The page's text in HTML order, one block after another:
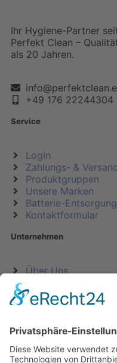
Ihr Hygiene-Partner
Perfekt Clean –
als 20 Jahren.
+49 176 22244304
Service
Login
Zahlungs- &
Produktgruppen
Unsere Marken
Batterie-Entsorgung
Kontaktformular
Unternehmen
Über Uns
AGB
Widerrufsrecht